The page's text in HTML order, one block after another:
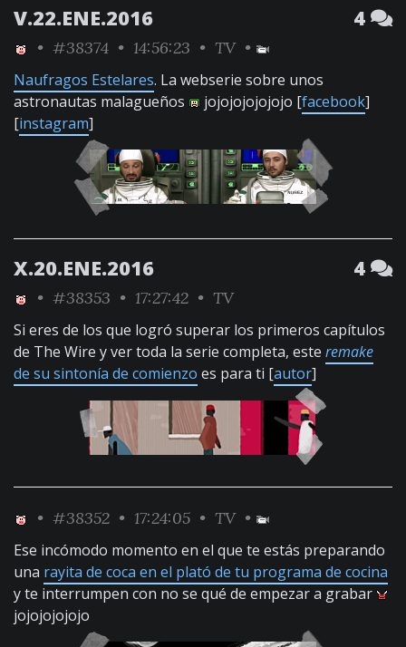
V.22.ENE.2016 4
• #38374 • 14:56:23 • TV•
Naufragos Estelares. La webserie sobre unos
astronautas malagueños
jojojojojojojo [facebook]
[instagram]
X.20.ENE.2016 4
• #38353 • 17:27:42 • TV
Si eres de los que logró superar los primeros capítulos
de The Wire y ver toda la serie completa, este remake
de su sintonía de comienzo es para ti [autor]
• #38352 • 17:24:05 • TV•
Ese incómodo momento en el que te estás preparando
una rayita de coca en el plató de tu programa de cocina
y te interrumpen con no se qué de empezar a grabar
jojojojojojo